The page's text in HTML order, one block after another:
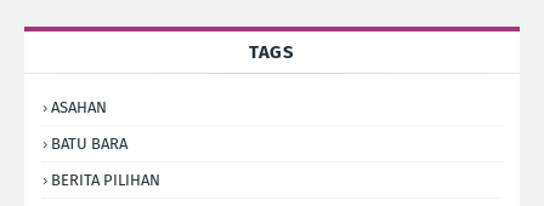
TAGS
ASAHAN
BATU BARA
BERITA PILIHAN